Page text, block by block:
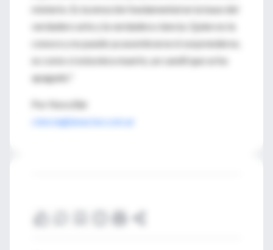
misterio. Es la emoción fundamental en la base del
verdadero arte y la verdadera ciencia. Quien no la
conoce y no puede ya asombrarse ni sorprenderse,
es como si estuviera muerto, un candil que se ha
apagado."
Por Nora Bär
ciencia@lanacion.com.ar